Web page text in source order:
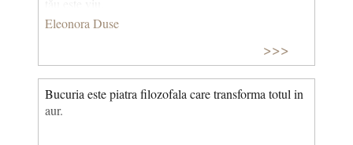
Eleonora Duse
>>>
Bucuria este piatra filozofala care transforma totul in
aur.